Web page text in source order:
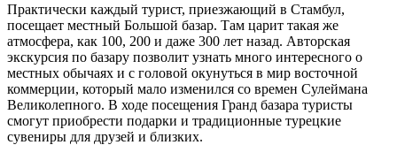
Практически каждый турист, приезжающий в Стамбул,
посещает местный Большой базар. Там царит такая же
атмосфера, как 100, 200 и даже 300 лет назад. Авторская
экскурсия по базару позволит узнать много интересного о
местных обычаях и с головой окунуться в мир восточной
коммерции, который мало изменился со времен Сулеймана
Великолепного. В ходе посещения Гранд базара туристы
смогут приобрести подарки и традиционные турецкие
сувениры для друзей и близких.